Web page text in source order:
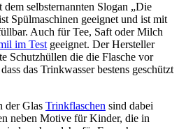
selbsternannten Slogan „Die
Spülmaschinen geeignet und ist mit
Auch für Tee, Saft oder Milch
im Test geeignet. Der Hersteller
Schutzhüllen die die Flasche vor
das Trinkwasser bestens geschützt
der Glas Trinkflaschen sind dabei
neben Motive für Kinder, die in